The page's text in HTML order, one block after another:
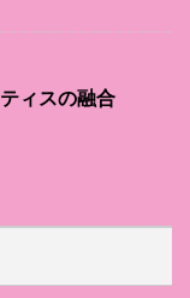
ィスの融合